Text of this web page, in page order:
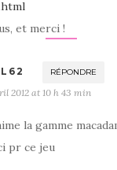
et merci !
RÉPONDRE
2012 at 10 h 43 min
la gamme
pr ce jeu